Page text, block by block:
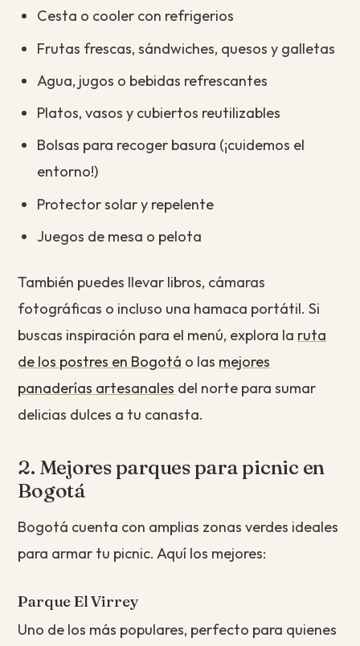
Cesta o cooler con refrigerios
Frutas frescas, sándwiches, quesos y galletas
Agua, jugos o bebidas refrescantes
Platos, vasos y cubiertos reutilizables
Bolsas para recoger basura (¡cuidemos el
entorno!)
Protector solar y repelente
Juegos de mesa o pelota
También puedes llevar libros, cámaras
fotográficas o incluso una hamaca portátil. Si
buscas inspiración para el menú, explora la ruta
de los postres en Bogotá o las mejores
panaderías artesanales del norte para sumar
delicias dulces a tu canasta.
2. Mejores parques para picnic en
Bogotá
Bogotá cuenta con amplias zonas verdes ideales
para armar tu picnic. Aquí los mejores:
Parque El Virrey
Uno de los más populares, perfecto para quienes